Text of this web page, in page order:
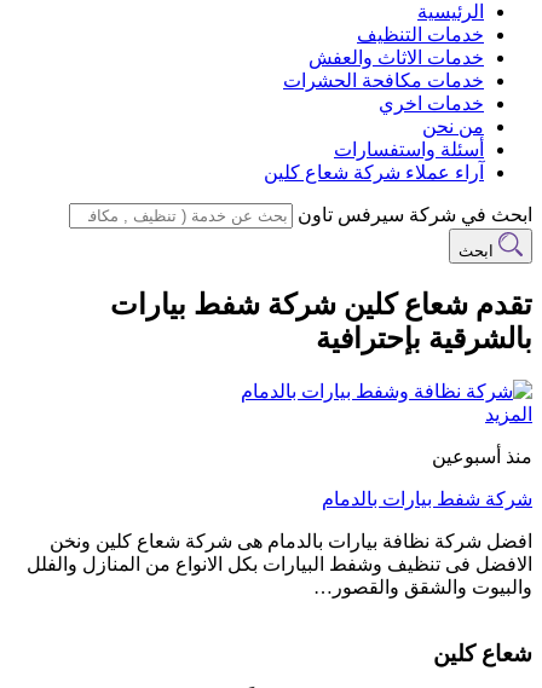
الرئيسية
خدمات التنظيف
خدمات الاثاث والعفش
خدمات مكافحة الحشرات
خدمات اخري
من نحن
أسئلة واستفسارات
آراء عملاء شركة شعاع كلين
ابحث في شركة سيرفس تاون
ابحث
تقدم شعاع كلين شركة شفط بيارات
بالشرقية بإحترافية
المزيد
منذ أسبوعين
شركة شفط بيارات بالدمام
افضل شركة نظافة بيارات بالدمام هى شركة شعاع كلين ونخن
الافضل فى تنظيف وشفط البيارات بكل الانواع من المنازل والفلل
والبيوت والشقق والقصور…
شعاع كلين